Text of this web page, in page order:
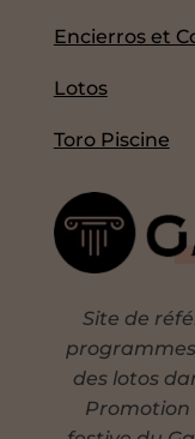
Encierros et
Lotos
Toro Piscine
Site de
des lotos
Promotion